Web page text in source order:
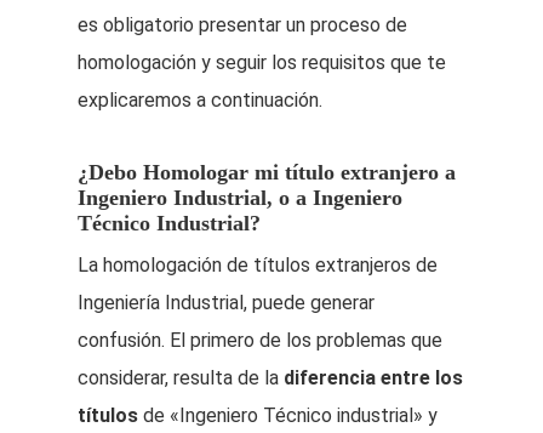
es obligatorio presentar un proceso de
homologación y seguir los requisitos que te
explicaremos a continuación.
¿Debo Homologar mi título extranjero a
Ingeniero Industrial, o a Ingeniero
Técnico Industrial?
La homologación de títulos extranjeros de
Ingeniería Industrial, puede generar
confusión. El primero de los problemas que
considerar, resulta de la diferencia entre los
títulos de «Ingeniero Técnico industrial» y